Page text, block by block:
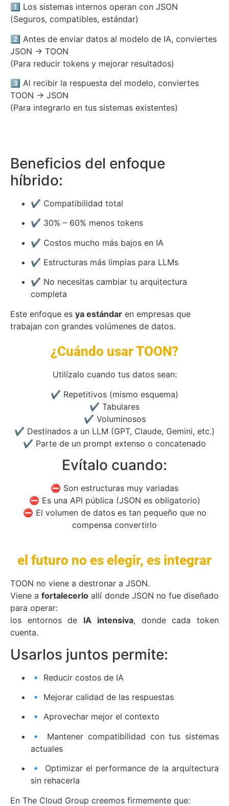
1️⃣ Los sistemas internos operan con JSON
(Seguros, compatibles, estándar)
2️⃣ Antes de enviar datos al modelo de IA, conviertes
JSON → TOON
(Para reducir tokens y mejorar resultados)
3️⃣ Al recibir la respuesta del modelo, conviertes
TOON → JSON
(Para integrarlo en tus sistemas existentes)
Beneficios del enfoque
híbrido:
✔️ Compatibilidad total
✔️ 30% – 60% menos tokens
✔️ Costos mucho más bajos en IA
✔️ Estructuras más limpias para LLMs
✔️ No necesitas cambiar tu arquitectura
completa
Este enfoque es ya estándar en empresas que
trabajan con grandes volúmenes de datos.
¿Cuándo usar TOON?
Utilízalo cuando tus datos sean:
✔️ Repetitivos (mismo esquema)
✔️ Tabulares
✔️ Voluminosos
✔️ Destinados a un LLM (GPT, Claude, Gemini, etc.)
✔️ Parte de un prompt extenso o concatenado
Evítalo cuando:
⛔ Son estructuras muy variadas
⛔ Es una API pública (JSON es obligatorio)
⛔ El volumen de datos es tan pequeño que no
compensa convertirlo
el futuro no es elegir, es integrar
TOON no viene a destronar a JSON.
Viene afortalecerlo allí donde JSON no fue diseñado
para operar:
los entornos de IA intensiva, donde cada token
cuenta.
Usarlos juntos permite:
🔹 Reducir costos de IA
🔹 Mejorar calidad de las respuestas
🔹 Aprovechar mejor el contexto
🔹 Mantener compatibilidad con tus sistemas
actuales
🔹 Optimizar el performance de la arquitectura
sin rehacerla
En The Cloud Group creemos firmemente que: